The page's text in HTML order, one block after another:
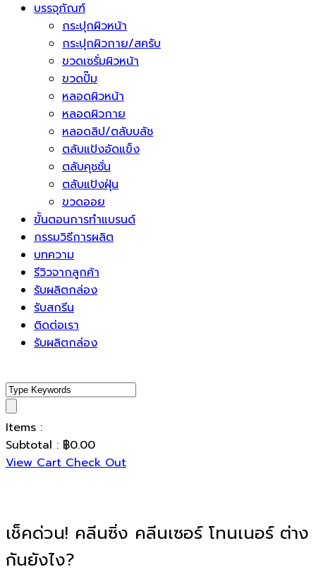
บรรจุภัณฑ์
กระปุกผิวหน้า
กระปุกผิวกาย/สครับ
ขวดเซรั่มผิวหน้า
ขวดปั๊ม
หลอดผิวหน้า
หลอดผิวกาย
หลอดลิป/ตลับบลัช
ตลับแป้งอัดแข็ง
ตลับคุชชั่น
ตลับแป้งฝุ่น
ขวดออย
ขั้นตอนการทำแบรนด์
กรรมวิธีการผลิต
บทความ
รีวิวจากลูกค้า
รับผลิตกล่อง
รับสกรีน
ติดต่อเรา
รับผลิตกล่อง
Items :
Subtotal : ฿0.00
View CartCheck Out
เช็คด่วน! คลีนซิ่ง คลีนเซอร์ โทนเนอร์ ต่าง
กันยังไง?